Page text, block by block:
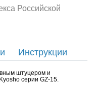
Российской
Инструкции
штуцером и
серии GZ-15.